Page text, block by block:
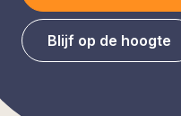
Blijf op de hoogte